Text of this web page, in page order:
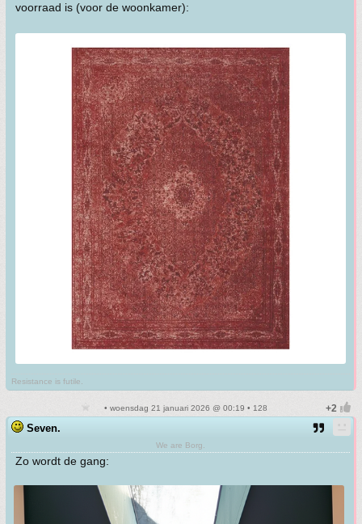
voorraad is (voor de woonkamer):
Resistance is futile.
• woensdag 21 januari 2026 @ 00:19 • 128
Seven.
We are Borg.
Zo wordt de gang: